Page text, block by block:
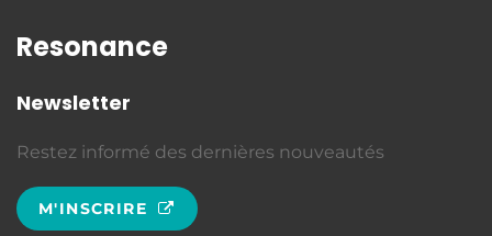
Resonance
Newsletter
Restez informé des dernières nouveautés
M'INSCRIRE